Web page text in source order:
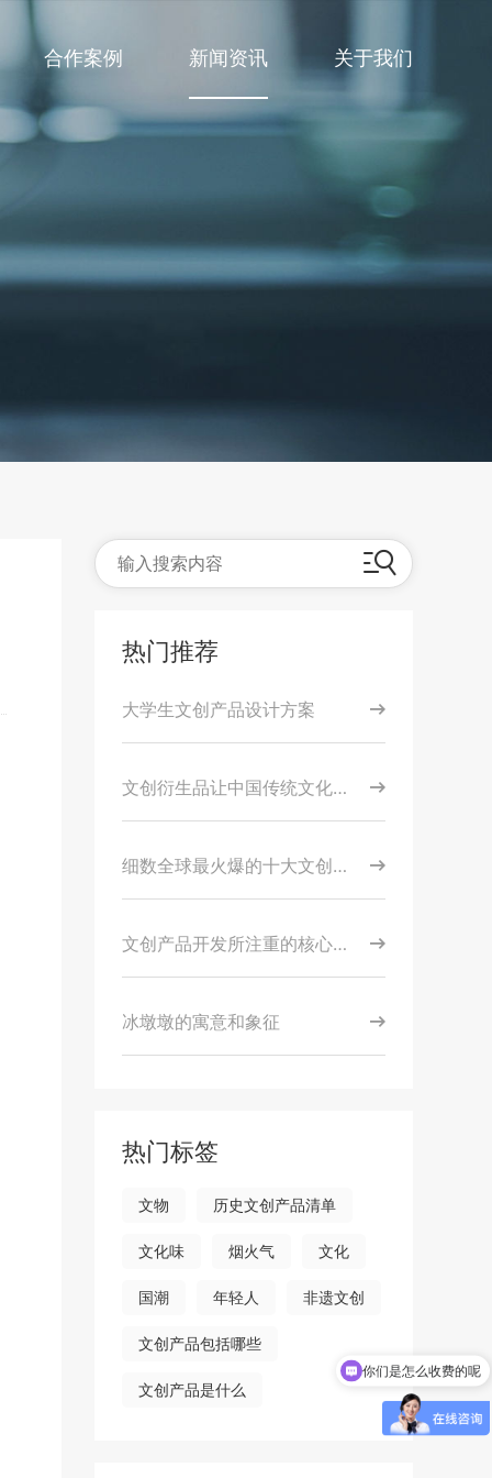
合作案例 新闻资讯 关于我们
热门推荐
大学生文创产品设计方案
文创衍生品让中国传统文化更“发光”
细数全球最火爆的十大文创产品
文创产品开发所注重的核心理念是什么？
冰墩墩的寓意和象征
热门标签
文物 历史文创产品清单
文化味 烟火气 文化
国潮 年轻人 非遗文创
文创产品包括哪些
文创产品是什么
你们是怎么收费的呢
现在有优惠活动吗